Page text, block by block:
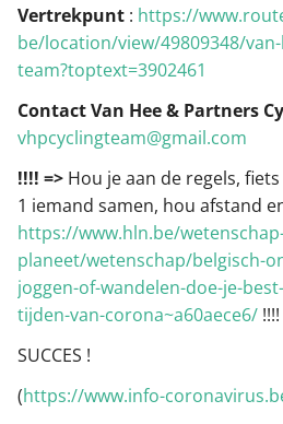
Vertrekpunt : https://
be/location/view/49809348/
team?toptext=3902461
Contact Van Hee & Partners
vhpcyclingteam@gmail.com
!!!! => Hou je aan de regels,
1 iemand samen, hou afstand
https://www.hln.be/
planeet/wetenschap/belgisch-
joggen-of-wandelen-doe-je-
tijden-van-corona~a60aece6/ !!!!
SUCCES !
(https://www.info-